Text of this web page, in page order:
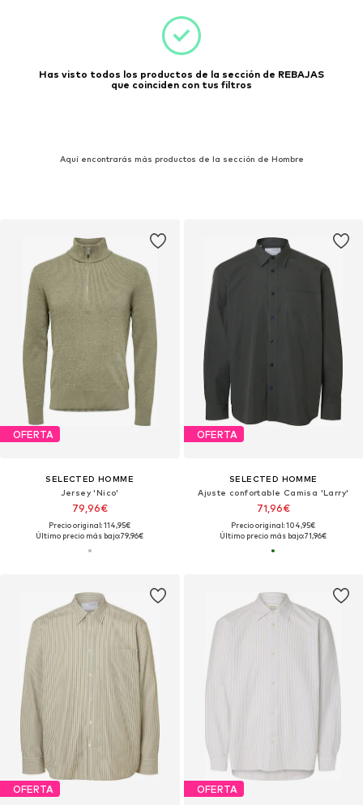
Has visto todos los productos de la sección de REBAJAS
que coinciden con tus filtros
Aquí encontrarás más productos de la sección de Hombre
OFERTA
SELECTED HOMME
Jersey 'Nico'
79,96€
Precio original: 114,95€
Último precio más bajo:79,96€
OFERTA
SELECTED HOMME
Ajuste confortable Camisa 'Larry'
71,96€
Precio original: 104,95€
Último precio más bajo:71,96€
OFERTA OFERTA